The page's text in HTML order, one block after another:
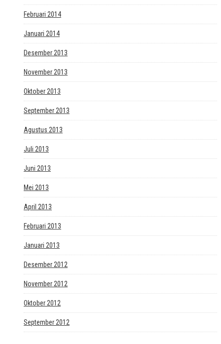
Februari 2014
Januari 2014
Desember 2013
November 2013
Oktober 2013
September 2013
Agustus 2013
Juli 2013
Juni 2013
Mei 2013
April 2013
Februari 2013
Januari 2013
Desember 2012
November 2012
Oktober 2012
September 2012